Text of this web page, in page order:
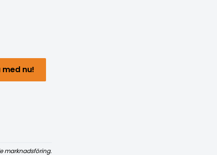
med nu!
marknadsföring.